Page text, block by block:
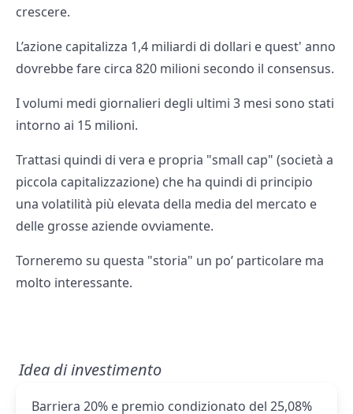
crescere.
L’azione capitalizza 1,4 miliardi di dollari e quest' anno
dovrebbe fare circa 820 milioni secondo il consensus.
I volumi medi giornalieri degli ultimi 3 mesi sono stati
intorno ai 15 milioni.
Trattasi quindi di vera e propria "small cap" (società a
piccola capitalizzazione) che ha quindi di principio
una volatilità più elevata della media del mercato e
delle grosse aziende ovviamente.
Torneremo su questa "storia" un po’ particolare ma
molto interessante.
Idea di investimento
Barriera 20% e premio condizionato del 25,08%